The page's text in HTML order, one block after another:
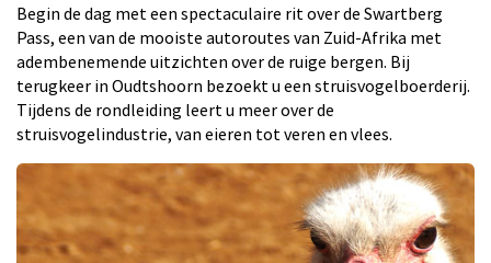
Begin de dag met een spectaculaire rit over de Swartberg
Pass, een van de mooiste autoroutes van Zuid-Afrika met
adembenemende uitzichten over de ruige bergen. Bij
terugkeer in Oudtshoorn bezoekt u een struisvogelboerderij.
Tijdens de rondleiding leert u meer over de
struisvogelindustrie, van eieren tot veren en vlees.